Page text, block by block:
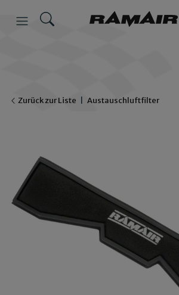
Zurück zur Liste Austauschluftfilter